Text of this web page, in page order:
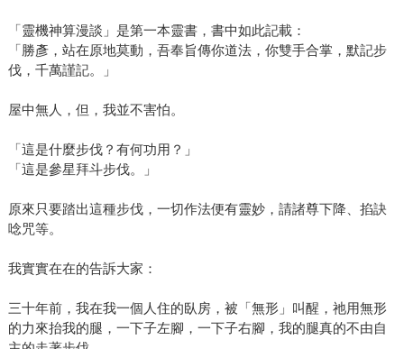
「靈機神算漫談」是第一本靈書，書中如此記載：
「勝彥，站在原地莫動，吾奉旨傳你道法，你雙手合掌，默記步
伐，千萬謹記。」
屋中無人，但，我並不害怕。
「這是什麼步伐？有何功用？」
「這是參星拜斗步伐。」
原來只要踏出這種步伐，一切作法便有靈妙，請諸尊下降、掐訣
唸咒等。
我實實在在的告訴大家：
三十年前，我在我一個人住的臥房，被「無形」叫醒，祂用無形
的力來抬我的腿，一下子左腳，一下子右腳，我的腿真的不由自